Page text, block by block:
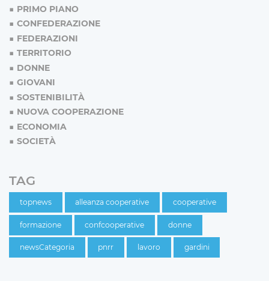
PRIMO PIANO
CONFEDERAZIONE
FEDERAZIONI
TERRITORIO
DONNE
GIOVANI
SOSTENIBILITÀ
NUOVA COOPERAZIONE
ECONOMIA
SOCIETÀ
TAG
topnews alleanza cooperative cooperative
formazione confcooperative donne
newsCategoria pnrr lavoro gardini